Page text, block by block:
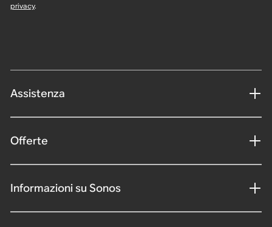
privacy.
Assistenza
Offerte
Informazioni su Sonos